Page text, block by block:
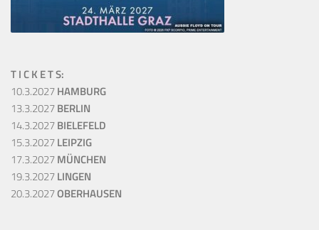
T I C K E T S:
10.3.2027HAMBURG
13.3.2027BERLIN
14.3.2027BIELEFELD
15.3.2027LEIPZIG
17.3.2027MÜNCHEN
19.3.2027LINGEN
20.3.2027OBERHAUSEN